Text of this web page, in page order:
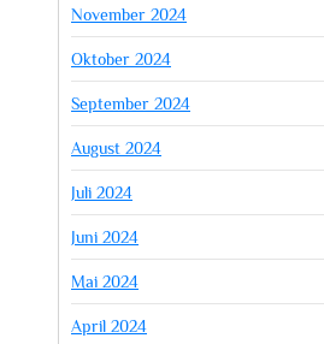
November 2024
Oktober 2024
September 2024
August 2024
Juli 2024
Juni 2024
Mai 2024
April 2024